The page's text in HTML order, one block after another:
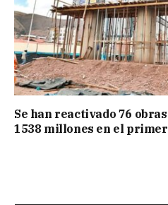
Se han reactivado 76
1538 millones en el